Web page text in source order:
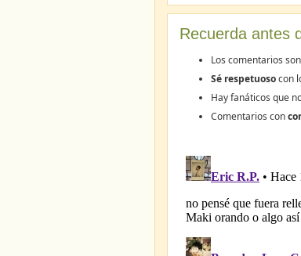
Recuerda antes
Los comentarios
Sé respetuosocon
Hay fanáticos que
Comentarios con